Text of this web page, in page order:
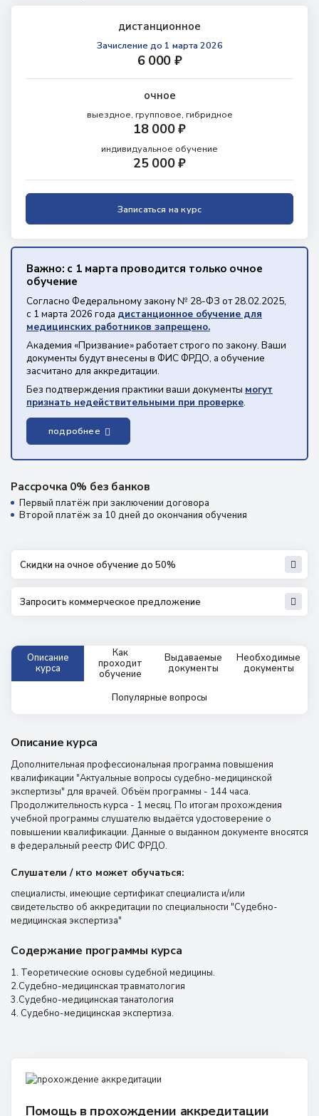
дистанционное
Зачисление до 1 марта 2026
6 000 ₽
очное
выездное, групповое, гибридное
18 000 ₽
индивидуальное обучение
25 000 ₽
Записаться на курс
Важно: с 1 марта проводится только очное
обучение
Согласно Федеральному закону № 28-ФЗ от 28.02.2025,
с 1 марта 2026 года дистанционное обучение для
медицинских работников запрещено.
Академия «Призвание» работает строго по закону. Ваши
документы будут внесены в ФИС ФРДО, а обучение
засчитано для аккредитации.
Без подтверждения практики ваши документы могут
признать недействительными при проверке.
подробнее
Рассрочка 0% без банков
Первый платёж при заключении договора
Второй платёж за 10 дней до окончания обучения
Скидки на очное обучение до 50%
Запросить коммерческое предложение
Описание
курса
Как
проходит
обучение
Выдаваемые
документы
Необходимые
документы
Популярные вопросы
Описание курса
Дополнительная профессиональная программа повышения
квалификации "Актуальные вопросы судебно-медицинской
экспертизы" для врачей. Объём программы - 144 часа.
Продолжительность курса - 1 месяц. По итогам прохождения
учебной программы слушателю выдаётся удостоверение о
повышении квалификации. Данные о выданном документе вносятся
в федеральный реестр ФИС ФРДО.
Слушатели / кто может обучаться:
специалисты, имеющие сертификат специалиста и/или
свидетельство об аккредитации по специальности "Судебно-
медицинская экспертиза"
Содержание программы курса
1. Теоретические основы судебной медицины.
2.Судебно-медицинская травматология
3.Судебно-медицинская танатология
4. Судебно-медицинская экспертиза.
Помощь в прохождении аккредитации